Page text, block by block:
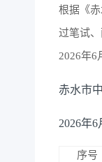
根据《
过笔试
2026年6
赤水市
2026年6
序号